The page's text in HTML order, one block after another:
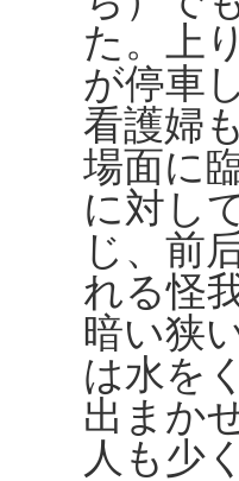
た。上
が停車
看護婦
場面に
に対し
じ、前
れる怪
暗い狭
は水を
出まか
人も少